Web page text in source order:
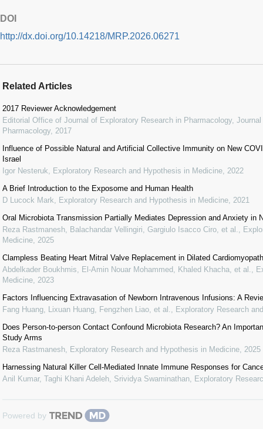
DOI
http://dx.doi.org/10.14218/MRP.2026.06271
Related Articles
2017 Reviewer Acknowledgement
Editorial Office of Journal of Exploratory Research in Pharmacology,
Pharmacology, 2017
Influence of Possible Natural and Artificial Collective Immunity on New
Israel
Igor Nesteruk
Exploratory Research and Hypothesis in Medicine 2022
A Brief Introduction to the Exposome and Human Health
D Lucock Mark
Exploratory Research and Hypothesis in Medicine 2021
Oral Microbiota Transmission Partially Mediates Depression and Anxiety in
Reza Rastmanesh, Balachandar Vellingiri, Gargiulo Isacco Ciro, et al.
Medicine 2025
Clampless Beating Heart Mitral Valve Replacement in Dilated
Abdelkader Boukhmis, El-Amin Nouar Mohammed, Khaled Khacha, et al.
Medicine 2023
Factors Influencing Extravasation of Newborn Intravenous Infusions: A
Fang Huang, Lixuan Huang, Fengzhen Liao, et al.
Exploratory Research
Does Person-to-person Contact Confound Microbiota Research? An
Study Arms
Reza Rastmanesh Exploratory Research and Hypothesis in Medicine 2025
Harnessing Natural Killer Cell-Mediated Innate Immune Responses for
Anil Kumar, Taghi Khani Adeleh, Srividya Swaminathan Exploratory
Powered by